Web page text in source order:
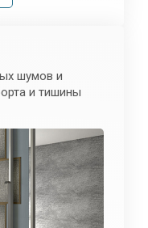
шумов и
и тишины